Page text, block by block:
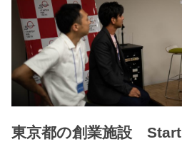
東京都の創業施設